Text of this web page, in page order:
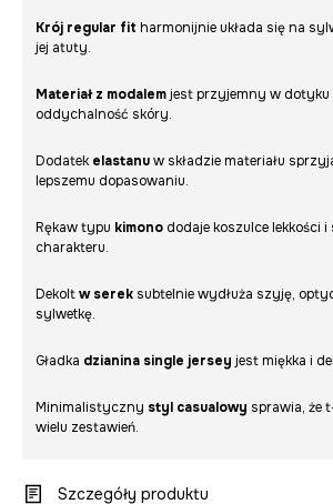
Krój regular fit harmonijnie układa się na
jej atuty.
Materiał z modalemjest przyjemny w dotyku
oddychalność skóry.
Dodatek elastanuw składzie materiału
lepszemu dopasowaniu.
Rękaw typu kimono dodaje koszulce lekkości
charakteru.
Dekoltw serek subtelnie wydłuża szyję,
sylwetkę.
Gładka dzianina single jersey jest miękka i
Minimalistyczny styl casualowy sprawia, że
wielu zestawień.
Szczegóły produktu